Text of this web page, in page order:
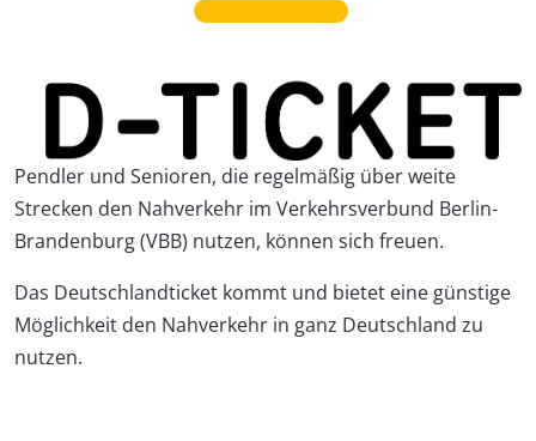
Pendler und Senioren, die regelmäßig über weite
Strecken den Nahverkehr im Verkehrsverbund Berlin-
Brandenburg (VBB) nutzen, können sich freuen.
Das Deutschlandticket kommt und bietet eine günstige
Möglichkeit den Nahverkehr in ganz Deutschland zu
nutzen.